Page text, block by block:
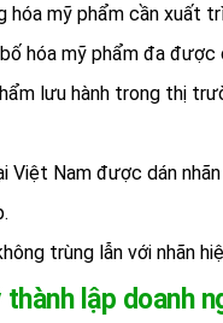
hóa mỹ phẩm cần xuất
hóa mỹ phẩm đa
lưu hành trong thị
Việt Nam được dán
trùng lẫn với nhãn
lập doanh